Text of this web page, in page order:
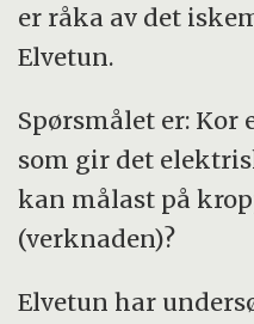
er råka av det
Elvetun.
Spørsmålet er: Kor
som gir det
kan målast på
(verknaden)?
Elvetun har